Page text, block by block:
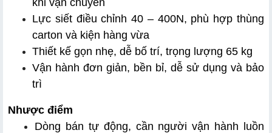
Lực siết điều chỉnh 40 – 400N, phù hợp thùng
carton và kiện hàng vừa
Thiết kế gọn nhẹ, dễ bố trí, trọng lượng 65 kg
Vận hành đơn giản, bền bỉ, dễ sử dụng và bảo
trì
Nhược điểm
Dòng bán tự động, cần người vận hành luồn